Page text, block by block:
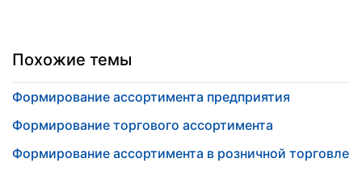
Похожие темы
Формирование ассортимента предприятия
Формирование торгового ассортимента
Формирование ассортимента в розничной торговле